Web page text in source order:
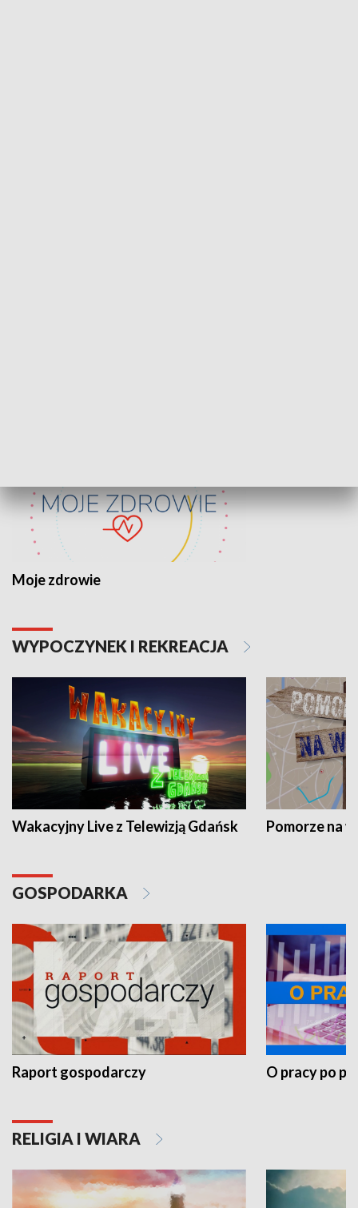
Moje zdrowie
WYPOCZYNEK I REKREACJA
Wakacyjny Live z Telewizją Gdańsk Pomorze na
GOSPODARKA
Raport gospodarczy O pracy po
RELIGIA I WIARA